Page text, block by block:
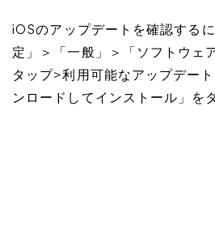
iOSのアップデートを確認する
定」＞「一般」＞「ソフトウェ
タップ>利用可能なアップデー
ンロードしてインストール」を